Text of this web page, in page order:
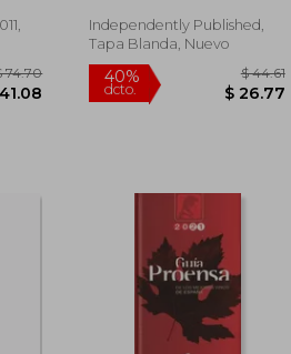
Independently Published,
Tapa Blanda, Nuevo